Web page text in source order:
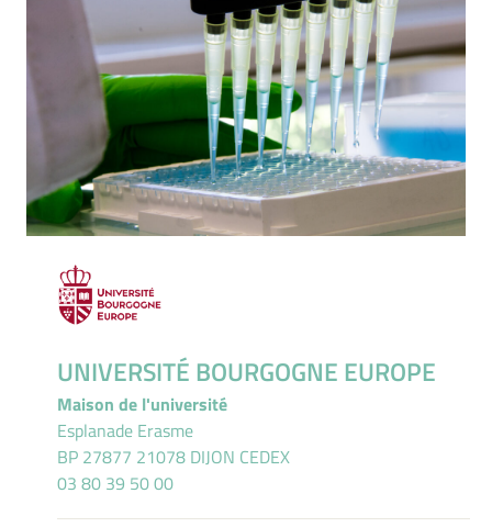
UNIVERSITÉ BOURGOGNE EUROPE
Maison de l'université
Esplanade Erasme
BP 27877 21078 DIJON CEDEX
03 80 39 50 00